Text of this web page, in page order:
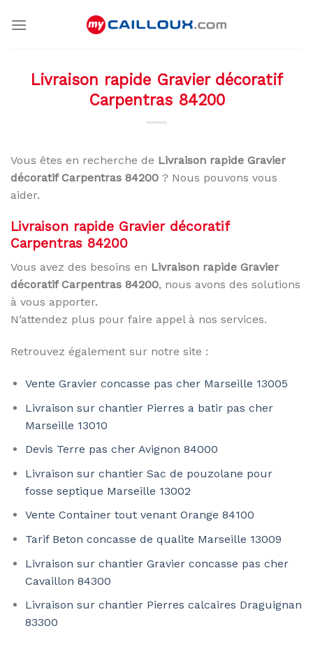
Livraison rapide Gravier décoratif
Carpentras 84200
Vous êtes en recherche de Livraison rapide Gravier
décoratif Carpentras 84200 ? Nous pouvons vous
aider.
Livraison rapide Gravier décoratif
Carpentras 84200
Vous avez des besoins en Livraison rapide Gravier
décoratif Carpentras 84200, nous avons des solutions
à vous apporter.
N’attendez plus pour faire appel à nos services.
Retrouvez également sur notre site :
Vente Gravier concasse pas cher Marseille 13005
Livraison sur chantier Pierres a batir pas cher
Marseille 13010
Devis Terre pas cher Avignon 84000
Livraison sur chantier Sac de pouzolane pour
fosse septique Marseille 13002
Vente Container tout venant Orange 84100
Tarif Beton concasse de qualite Marseille 13009
Livraison sur chantier Gravier concasse pas cher
Cavaillon 84300
Livraison sur chantier Pierres calcaires Draguignan
83300